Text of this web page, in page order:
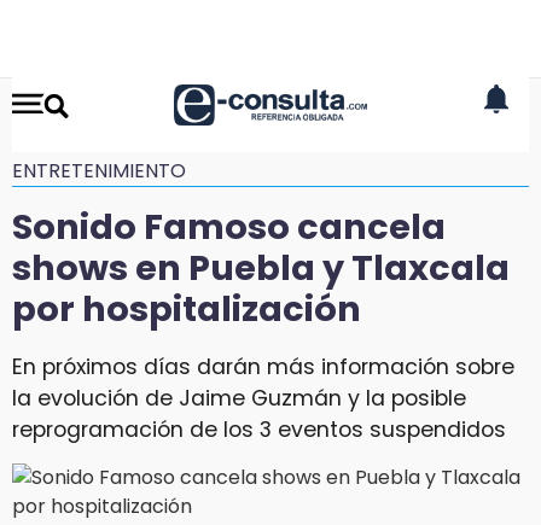
ENTRETENIMIENTO
Sonido Famoso cancela
shows en Puebla y Tlaxcala
por hospitalización
En próximos días darán más información sobre
la evolución de Jaime Guzmán y la posible
reprogramación de los 3 eventos suspendidos